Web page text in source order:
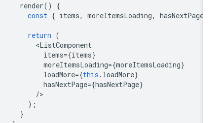
render ()
const
{ items, moreItemsLoading, hasNextPage
return
<ListComponent
items={items
moreItemsLoading={moreItemsLoading
loadMore={this.loadMore
hasNextPage={hasNextPage